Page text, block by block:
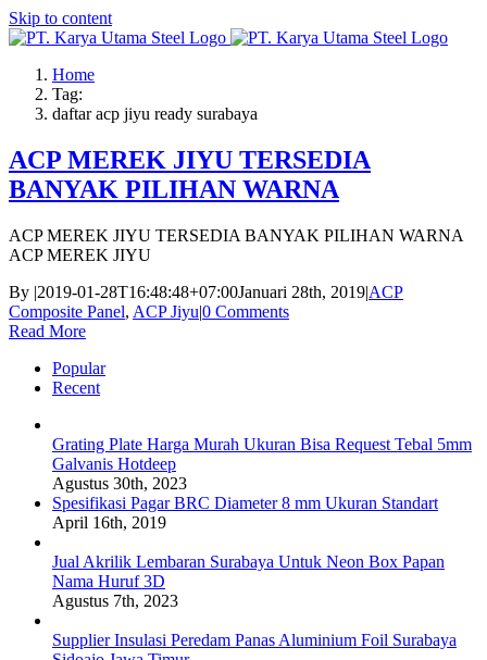
Skip to content
Home
Tag:
daftar acp jiyu ready surabaya
ACP MEREK JIYU TERSEDIA
BANYAK PILIHAN WARNA
ACP MEREK JIYU TERSEDIA BANYAK PILIHAN WARNA
ACP MEREK JIYU
By |2019-01-28T16:48:48+07:00Januari 28th, 2019|ACP
Composite Panel, ACP Jiyu|0 Comments
Read More
Popular
Recent
Grating Plate Harga Murah Ukuran Bisa Request Tebal 5mm
Galvanis Hotdeep
Agustus 30th, 2023
Spesifikasi Pagar BRC Diameter 8 mm Ukuran Standart
April 16th, 2019
Jual Akrilik Lembaran Surabaya Untuk Neon Box Papan
Nama Huruf 3D
Agustus 7th, 2023
Supplier Insulasi Peredam Panas Aluminium Foil Surabaya